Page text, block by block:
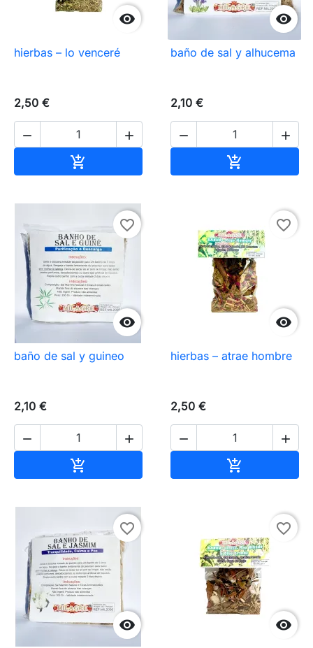

hierbas – lo venceré
2,50 €
 


baño de sal y alhucema
2,10 €
 


favorite_border
baño de sal y guineo
2,10 €
 


favorite_border
hierbas – atrae hombre
2,50 €
 


favorite_border

favorite_border